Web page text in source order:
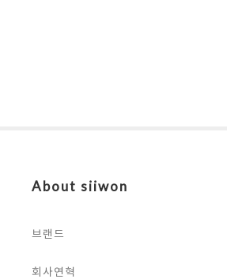
About siiwon
브랜드
회사연혁